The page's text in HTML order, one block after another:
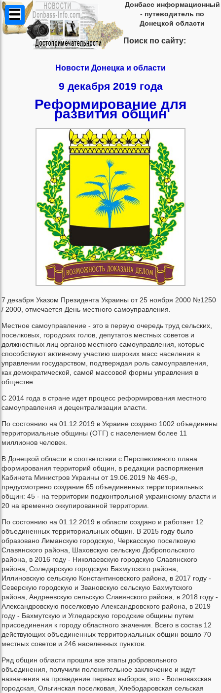
Донбасс информационный
- путеводитель по
Донецкой области
Поиск по сайту:
Новости Донецка и области
9 декабря 2019 года
Реформирование для
развития общин
7 декабря Указом Президента Украины от 25 ноября 2000 №1250
/ 2000, отмечается День местного самоуправления.
Местное самоуправление - это в первую очередь труд сельских,
поселковых, городских голов, депутатов местных советов и
должностных лиц органов местного самоуправления, которые
способствуют активному участию широких масс населения в
управлении государством, подтверждая роль самоуправления,
как демократической, самой массовой формы управления в
обществе.
С 2014 года в стране идет процесс реформирования местного
самоуправления и децентрализации власти.
По состоянию на 01.12.2019 в Украине создано 1002 объединены
территориальные общины (ОТГ) с населением более 11
миллионов человек.
В Донецкой области в соответствии с Перспективного плана
формирования территорий общин, в редакции распоряжения
Кабинета Министров Украины от 19.06.2019 № 469-р,
предусмотрено создание 65 объединенных территориальных
общин: 45 - на территории подконтрольной украинскому власти и
20 на временно оккупированной территории.
По состоянию на 01.12.2019 в области создано и работает 12
объединенных территориальных общин. В 2015 году было
образовано Лиманскую городскую, Черкасскую поселковую
Славянского района, Шаховскую сельскую Добропольского
района, в 2016 году - Николаевскую городскую Славянского
района, Соледарскую городскую Бахмутского района,
Иллиновскую сельскую Константиновского района, в 2017 году -
Северскую городскую и Звановскую сельскую Бахмутского
района, Андреевскую сельскую Славянского района, в 2018 году -
Александровскую поселковую Александровского района, в 2019
году - Бахмутскую и Угледарскую городские общины путем
присоединения к городу областного значения. Всего в состав 12
действующих объединенных территориальных общин вошло 70
местных советов и 246 населенных пунктов.
Ряд общин области прошли все этапы добровольного
объединения, получили положительное заключение и ждут
назначения на проведение первых выборов, это - Волновахская
городская, Ольгинская поселковая, Хлебодаровская сельская